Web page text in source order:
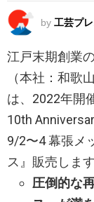
by 工芸プ
江戸末期創業
（本社：和歌
は、2022年開
10th
9/2〜4 幕張メ
ス』販売します
圧倒的な